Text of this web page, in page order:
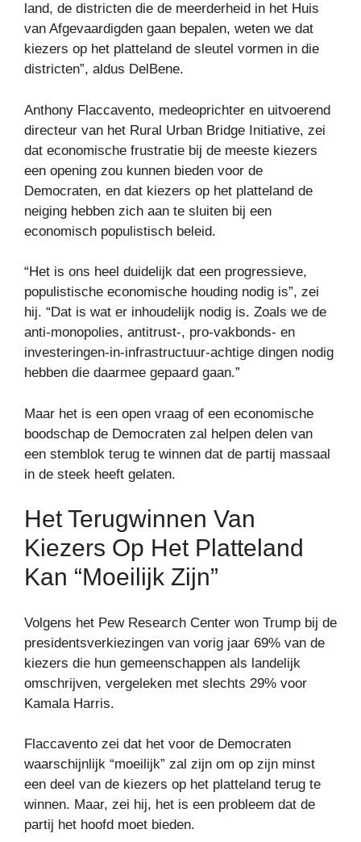
land, de districten die de meerderheid in het Huis
van Afgevaardigden gaan bepalen, weten we dat
kiezers op het platteland de sleutel vormen in die
districten”, aldus DelBene.
Anthony Flaccavento, medeoprichter en uitvoerend
directeur van het Rural Urban Bridge Initiative, zei
dat economische frustratie bij de meeste kiezers
een opening zou kunnen bieden voor de
Democraten, en dat kiezers op het platteland de
neiging hebben zich aan te sluiten bij een
economisch populistisch beleid.
“Het is ons heel duidelijk dat een progressieve,
populistische economische houding nodig is”, zei
hij. “Dat is wat er inhoudelijk nodig is. Zoals we de
anti-monopolies, antitrust-, pro-vakbonds- en
investeringen-in-infrastructuur-achtige dingen nodig
hebben die daarmee gepaard gaan.”
Maar het is een open vraag of een economische
boodschap de Democraten zal helpen delen van
een stemblok terug te winnen dat de partij massaal
in de steek heeft gelaten.
Het Terugwinnen Van
Kiezers Op Het Platteland
Kan “moeilijk Zijn”
Volgens het Pew Research Center won Trump bij de
presidentsverkiezingen van vorig jaar 69% van de
kiezers die hun gemeenschappen als landelijk
omschrijven, vergeleken met slechts 29% voor
Kamala Harris.
Flaccavento zei dat het voor de Democraten
waarschijnlijk “moeilijk” zal zijn om op zijn minst
een deel van de kiezers op het platteland terug te
winnen. Maar, zei hij, het is een probleem dat de
partij het hoofd moet bieden.